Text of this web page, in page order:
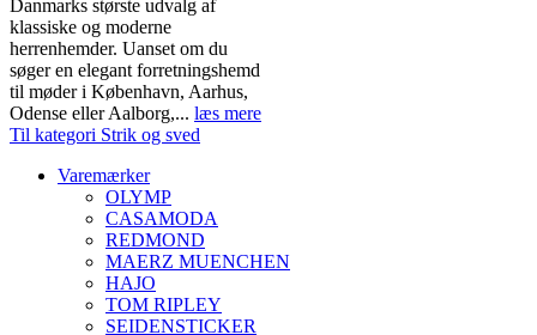
Danmarks største udvalg af
klassiske og moderne
herrenhemder. Uanset om du
søger en elegant forretningshemd
til møder i København, Aarhus,
Odense eller Aalborg,... læs mere
Til kategori Strik og sved
Varemærker
OLYMP
CASAMODA
REDMOND
MAERZ MUENCHEN
HAJO
TOM RIPLEY
SEIDENSTICKER